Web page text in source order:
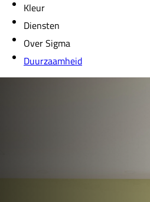
Kleur
Diensten
Over Sigma
Duurzaamheid